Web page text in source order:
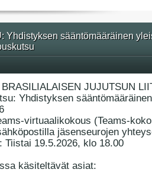
Yhdistyksen sääntömääräinen
JUJUTSUN
Yhdistyksen
virtuaalikokous (Teams-
jäsenseurojen
Tiistai 19.5.2026, klo 18.00
käsiteltävät asiat: